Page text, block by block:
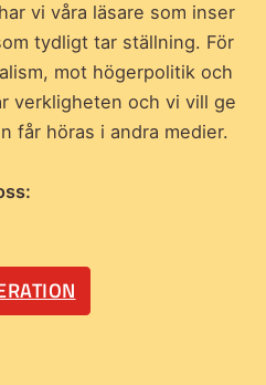
vi våra läsare som inser
tydligt tar ställning. För
mot högerpolitik och
verkligheten och vi vill ge
får höras i andra medier.